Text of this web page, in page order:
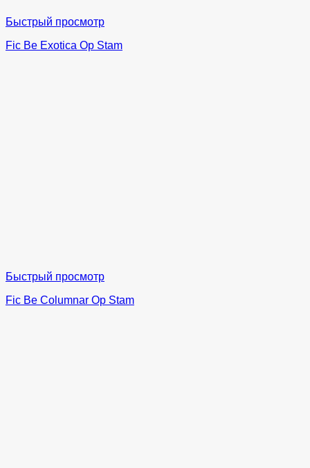
Быстрый просмотр
Fic Be Exotica Op Stam
Быстрый просмотр
Fic Be Columnar Op Stam